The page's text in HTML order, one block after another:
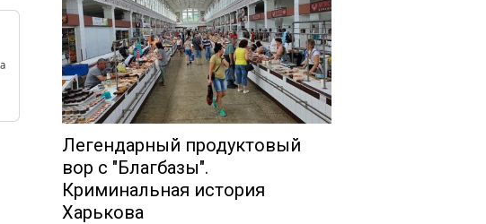
Легендарный продуктовый
вор с "Благбазы".
Криминальная история
Харькова